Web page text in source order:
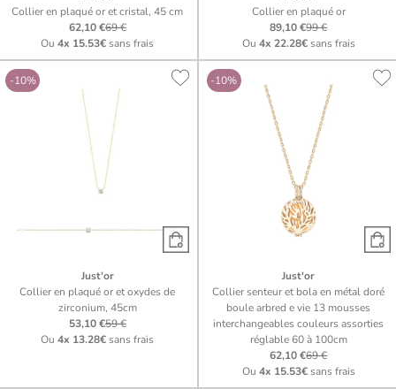
Collier en plaqué or et cristal, 45 cm
62,10 €69 €
Ou4x 15.53€sans frais
Collier en plaqué or
89,10 €99 €
Ou 4x 22.28€sans frais
-10%
Just'or
Collier en plaqué or et oxydes de
zirconium, 45cm
53,10 €59 €
Ou4x 13.28€sans frais
-10%
Just'or
Collier senteur et bola en métal doré
boule arbred e vie 13 mousses
interchangeables couleurs assorties
réglable 60 à 100cm
62,10 €69 €
Ou 4x 15.53€sans frais